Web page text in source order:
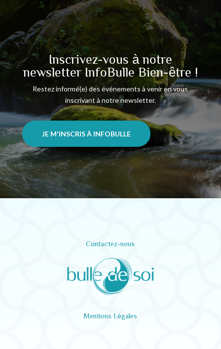
Inscrivez-vous à notre
newsletter InfoBulle Bien-être !
Restez informé(e) des événements à venir en vous
inscrivant à notre newsletter.
JE M'INSCRIS À INFOBULLE
Contactez-nous
Mentions Légales